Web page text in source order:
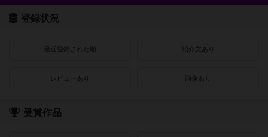
登録状況
最近登録された順 紹介文あり
レビューあり 画像あり
受賞作品